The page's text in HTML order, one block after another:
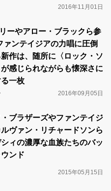
2016年11月01日
ーやアロー・ブラックら参
ンテイジアの力唱に圧倒
作は、随所に〈ロック・ソ
感じられながらも懐深さに
一枚
2016年09月05日
ブラザーズやファンテイジ
ヴァン・リチャードソンら
ィの濃厚な血族たちのバッ
ンド
2015年05月15日